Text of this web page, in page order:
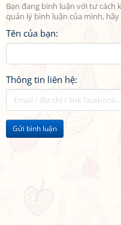
Bạn đang bình luận với tư cách
quản lý bình luận của mình, hãy
Tên của bạn:
Thông tin liên hệ:
Gửi bình luận